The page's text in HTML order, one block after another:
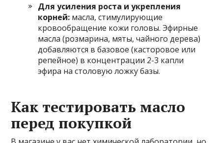
Для усиления роста и укрепления
корней: масла, стимулирующие
кровообращение кожи головы. Эфирные
масла (розмарина, мяты, чайного дерева)
добавляются в базовое (касторовое или
репейное) в концентрации 2-3 капли
эфира на столовую ложку базы.
Как тестировать масло
перед покупкой